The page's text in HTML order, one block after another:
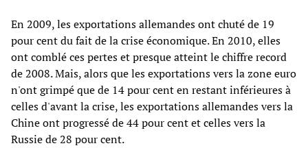
En 2009, les exportations allemandes ont chuté de 19
pour cent du fait de la crise économique. En 2010, elles
ont comblé ces pertes et presque atteint le chiffre record
de 2008. Mais, alors que les exportations vers la zone euro
n'ont grimpé que de 14 pour cent en restant inférieures à
celles d'avant la crise, les exportations allemandes vers la
Chine ont progressé de 44 pour cent et celles vers la
Russie de 28 pour cent.